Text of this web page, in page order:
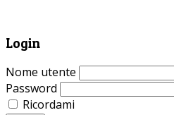
Login
Nome utente
Password
Ricordami